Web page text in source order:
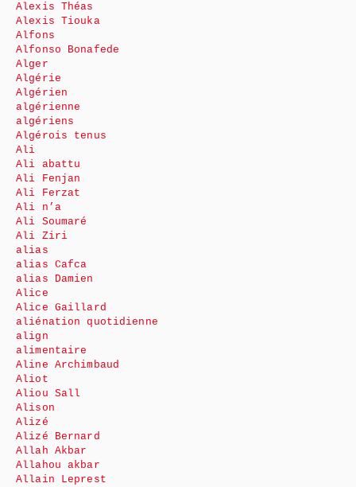
Alexis Théas
Alexis Tiouka
Alfons
Alfonso Bonafede
Alger
Algérie
Algérien
algérienne
algériens
Algérois tenus
Ali
Ali abattu
Ali Fenjan
Ali Ferzat
Ali n’a
Ali Soumaré
Ali Ziri
alias
alias Cafca
alias Damien
Alice
Alice Gaillard
aliénation quotidienne
align
alimentaire
Aline Archimbaud
Aliot
Aliou Sall
Alison
Alizé
Alizé Bernard
Allah Akbar
Allahou akbar
Allain Leprest